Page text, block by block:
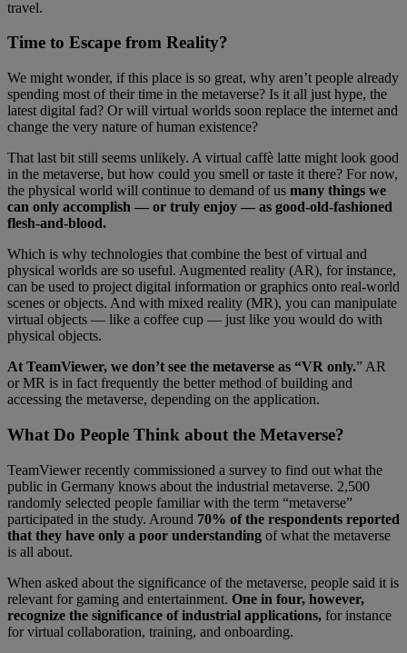
travel.
Time to Escape from Reality?
We might wonder, if this place is so great, why aren’t people already
spending most of their time in the metaverse? Is it all just hype, the
latest digital fad? Or will virtual worlds soon replace the internet and
change the very nature of human existence?
That last bit still seems unlikely. A virtual caffè latte might look good
in the metaverse, but how could you smell or taste it there? For now,
the physical world will continue to demand of us many things we
can only accomplish — or truly enjoy — as good-old-fashioned
flesh-and-blood.
Which is why technologies that combine the best of virtual and
physical worlds are so useful. Augmented reality (AR), for instance,
can be used to project digital information or graphics onto real-world
scenes or objects. And with mixed reality (MR), you can manipulate
virtual objects — like a coffee cup — just like you would do with
physical objects.
At TeamViewer, we don’t see the metaverse as “VR only.” AR
or MR is in fact frequently the better method of building and
accessing the metaverse, depending on the application.
What Do People Think about the Metaverse?
TeamViewer recently commissioned a survey to find out what the
public in Germany knows about the industrial metaverse. 2,500
randomly selected people familiar with the term “metaverse”
participated in the study. Around 70% of the respondents reported
that they have only a poor understanding of what the metaverse
is all about.
When asked about the significance of the metaverse, people said it is
relevant for gaming and entertainment. One in four, however,
recognize the significance of industrial applications, for instance
for virtual collaboration, training, and onboarding.